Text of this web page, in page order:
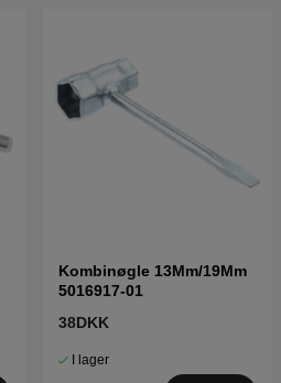
Kombinøgle 13Mm/19Mm
5016917-01
38DKK
I lager